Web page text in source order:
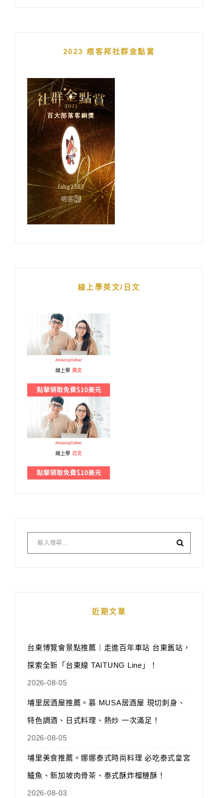
2023 痞客邦社群金點賞
線上學英文/日文
線上學 英文
線上學 日文
近期文章
台東博覽會景點推薦｜走進百年車站 台東舊站，
探索全新「台東線 TAITUNG Line」！
2026-08-05
埔里居酒屋推薦。慕 MUSA居酒屋 現切刺身、
特色調酒、日式料理、熱炒 一次滿足！
2026-08-05
埔里美食推薦。娜娜泰式時尚料理 必吃泰式皇宮
鱸魚、新加坡肉骨茶、泰式酥炸榴槤酥！
2026-08-03